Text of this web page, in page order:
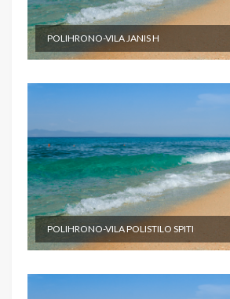
POLIHRONO-VILA JANIS H
POLIHRONO-VILA POLISTILO SPITI